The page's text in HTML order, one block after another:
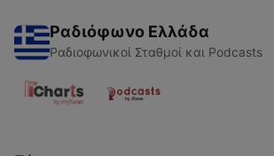
Ραδιόφωνο Ελλάδα
Ραδιοφωνικοί Σταθμοί και Podcasts